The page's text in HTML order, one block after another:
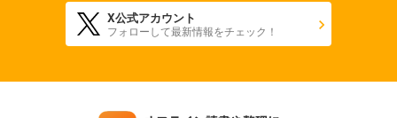
X公式アカウント
フォローして最新情報をチェック！